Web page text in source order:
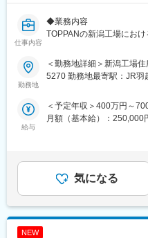
■教育体制：
ステップアップできる環
数日座学で当社や業界知
使い方、修理方法等を覚
・フレックスタイム制で
り等も可能で、多くの社
トを両立しやすい環境で
取りやすく、働きやすい
・完全週休2日制／土日祝
仕事内容
◆業務内容
TOPPANの新潟工場にお
具体的には、労務人事・
入社後は既存メンバーが
◆具体的な業務
・年末調整などの各種手続
・人事評価運用、社員情報
＜総務業務＞
・社内問い合わせ対応
勤務地
＜勤務地詳細＞新潟工場
5270 勤務地最寄駅：JR羽
給与
＜予定年収＞400万円～
月額（基本給）：
年2回（6月、12月）◆年
5年賃金はあくまでも目安
能性があります。月給(月
気になる
NEW